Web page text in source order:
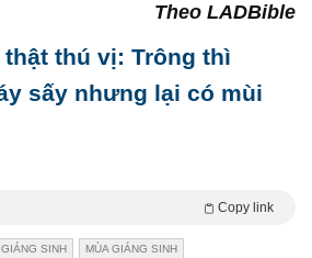
Theo LADBible
thật thú vị: Trông thì
sấy nhưng lại có mùi
Copy link
GIÁNG SINH MÙA GIÁNG SINH